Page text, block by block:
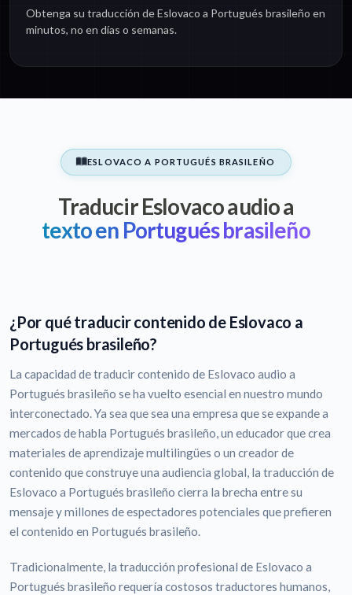
Obtenga su traducción de Eslovaco a Portugués brasileño en
minutos, no en días o semanas.
ESLOVACO A PORTUGUÉS BRASILEÑO
Traducir Eslovaco audio a
texto en Portugués brasileño
¿Por qué traducir contenido de Eslovaco a
Portugués brasileño?
La capacidad de traducir contenido de Eslovaco audio a
Portugués brasileño se ha vuelto esencial en nuestro mundo
interconectado. Ya sea que sea una empresa que se expande a
mercados de habla Portugués brasileño, un educador que crea
materiales de aprendizaje multilingües o un creador de
contenido que construye una audiencia global, la traducción de
Eslovaco a Portugués brasileño cierra la brecha entre su
mensaje y millones de espectadores potenciales que prefieren
el contenido en Portugués brasileño.
Tradicionalmente, la traducción profesional de Eslovaco a
Portugués brasileño requería costosos traductores humanos,